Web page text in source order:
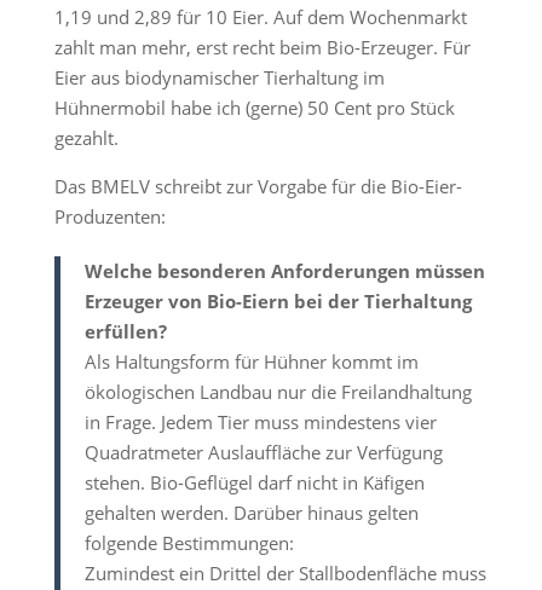
1,19 und 2,89 für 10 Eier. Auf dem Wochenmarkt
zahlt man mehr, erst recht beim Bio-Erzeuger. Für
Eier aus biodynamischer Tierhaltung im
Hühnermobil habe ich (gerne) 50 Cent pro Stück
gezahlt.
Das BMELV schreibt zur Vorgabe für die Bio-Eier-
Produzenten:
Welche besonderen Anforderungen müssen
Erzeuger von Bio-Eiern bei der Tierhaltung
erfüllen?
Als Haltungsform für Hühner kommt im
ökologischen Landbau nur die Freilandhaltung
in Frage. Jedem Tier muss mindestens vier
Quadratmeter Auslauffläche zur Verfügung
stehen. Bio-Geflügel darf nicht in Käfigen
gehalten werden. Darüber hinaus gelten
folgende Bestimmungen:
Zumindest ein Drittel der Stallbodenfläche muss